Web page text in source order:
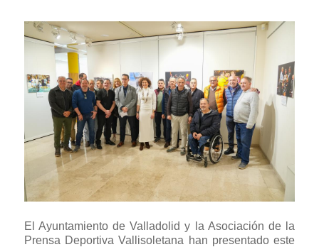
El Ayuntamiento de Valladolid y la Asociación de la
Prensa Deportiva Vallisoletana han presentado este